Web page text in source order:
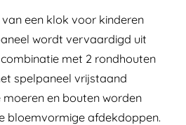
een klok voor kinderen
wordt vervaardigd uit
met 2 rondhouten
spelpaneel vrijstaand
en bouten worden
bloemvormige afdekdoppen.